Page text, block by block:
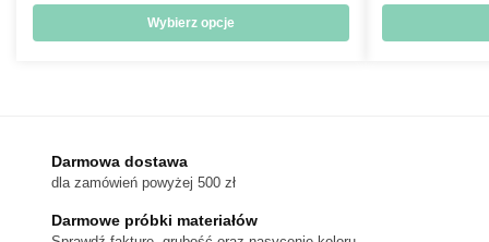
od
476 zł
Wybierz opcje
Opcje
można
Darmowa dostawa
dla zamówień powyżej 500 zł
Darmowe próbki materiałów